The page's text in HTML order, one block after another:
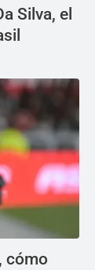
Silva, el
cómo